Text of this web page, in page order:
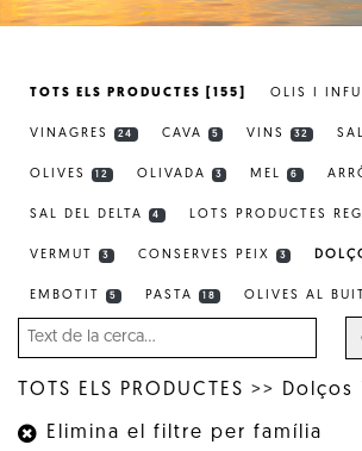
TOTS ELS PRODUCTES [155] OLIS I
VINAGRES 24 CAVA 5 VINS 32
OLIVES 12 OLIVADA 3 MEL 6
SAL DEL DELTA 4 LOTS PRODUCTES
VERMUT 3 CONSERVES PEIX 3
EMBOTIT 5 PASTA 18 OLIVES AL
TOTS ELS PRODUCTES >> Dolços
Elimina el filtre per família
EL NOSTRE OLI
SELECCIONAR